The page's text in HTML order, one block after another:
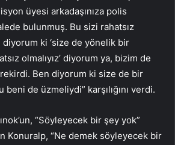
üyesi arkadaşınıza polis
bulunmuş. Bu sizi rahatsız
ki ‘size de yönelik bir
olmalıyız’ diyorum ya, bizim de
Ben diyorum ki size de bir
beni de üzmeliydi” karşılığını verdi.
“Söyleyecek bir şey yok”
Konuralp, “Ne demek söyleyecek bir